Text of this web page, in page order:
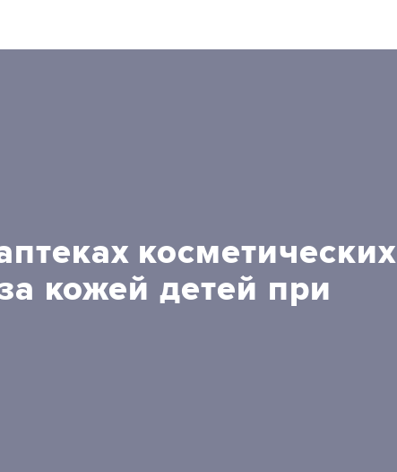
косметических
кожей детей при